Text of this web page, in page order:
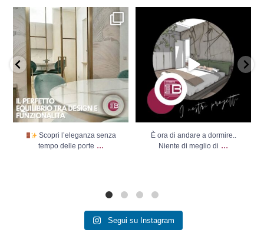
Scopri l’eleganza senza
tempo delle porte ...
Scopri l’eleganza senza
tempo delle porte ...
È ora di andare a dormire..
Niente di meglio di
È ora di andare a dormire..
Niente di meglio di ...
Segui su Instagram